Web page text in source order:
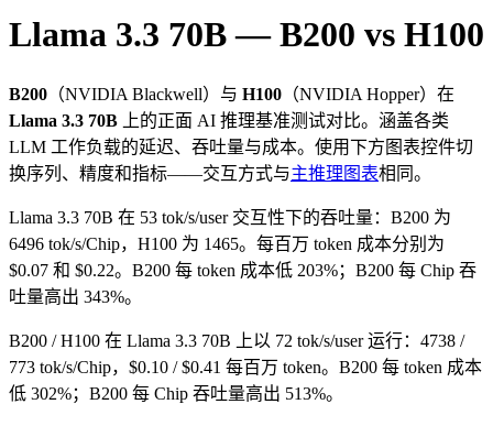
Llama 3.3 70B — B200 vs H100
B200 （NVIDIA Blackwell）与 H100 （NVIDIA Hopper）在
Llama 3.3 70B 上的正面 AI 推理基准测试对比。涵盖各类
LLM 工作负载的延迟、吞吐量与成本。使用下方图表控件切
换序列、精度和指标——交互方式与主推理图表相同。
Llama 3.3 70B 在 53 tok/s/user 交互性下的吞吐量：B200 为
6496 tok/s/Chip，H100 为 1465。每百万 token 成本分别为
$0.07 和 $0.22。B200 每 token 成本低 203%；B200 每 Chip 吞
吐量高出 343%。
B200 / H100 在 Llama 3.3 70B 上以 72 tok/s/user 运行：4738 /
773 tok/s/Chip，$0.10 / $0.41 每百万 token。B200 每 token 成本
低 302%；B200 每 Chip 吞吐量高出 513%。